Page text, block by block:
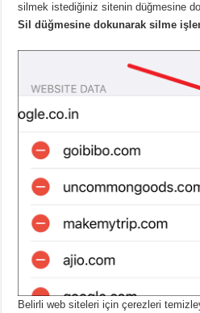
silmek istediğiniz sitenin düğmesine
Sil düğmesine dokunarak silme
Belirli web siteleri için çerezleri